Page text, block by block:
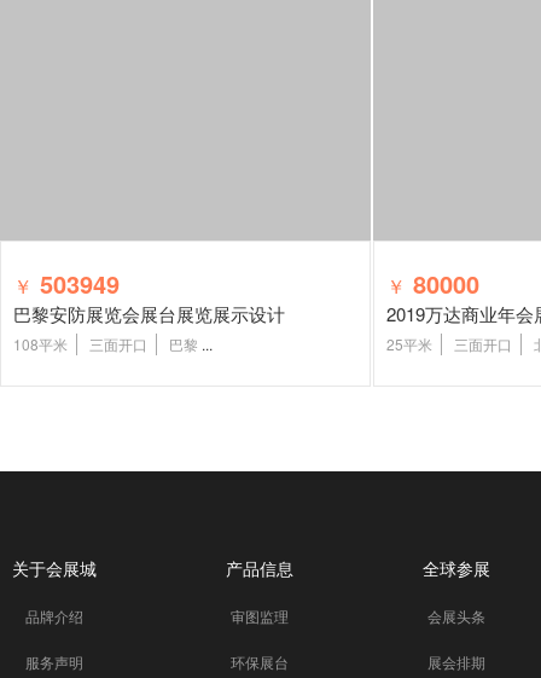
￥ 503949
巴黎安防展览会展台展览展示设计
108平米 三面开口 巴黎 ...
￥ 80000
2019万达商业年会
25平米 三面开口
关于会展城
品牌介绍
服务声明
产品信息
审图监理
环保展台
全球参展
会展头条
展会排期